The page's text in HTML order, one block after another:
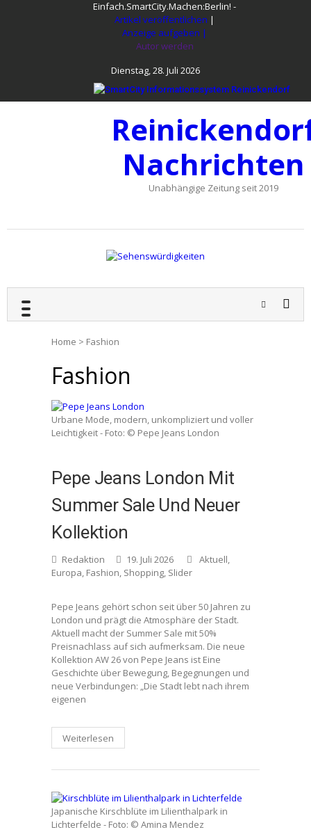
Einfach.SmartCity.Machen:Berlin! -
Artikel veröffentlichen |
Anzeige aufgeben |
Autor werden
Dienstag, 28. Juli 2026
Nachrichten
Unabhängige Zeitung seit 2019
Home > Fashion
Fashion
Urbane Mode, modern, unkompliziert und voller
Leichtigkeit - Foto: © Pepe Jeans London
Pepe Jeans London Mit
Summer Sale Und Neuer
Kollektion
Redaktion 19. Juli 2026 Aktuell,
Europa, Fashion, Shopping, Slider
Pepe Jeans gehört schon seit über 50 Jahren zu
London und prägt die Atmosphäre der Stadt.
Aktuell macht der Summer Sale mit 50%
Preisnachlass auf sich aufmerksam. Die neue
Kollektion AW 26 von Pepe Jeans ist Eine
Geschichte über Bewegung, Begegnungen und
neue Verbindungen: „Die Stadt lebt nach ihrem
eigenen
Weiterlesen
Japanische Kirschblüte im Lilienthalpark in
Lichterfelde - Foto: © Amina Mendez